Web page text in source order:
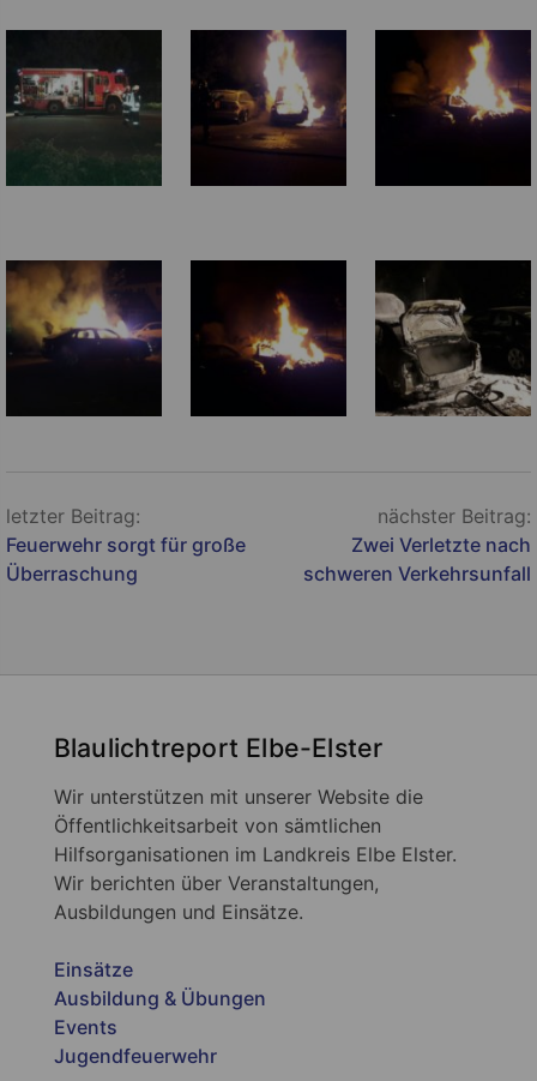
Beitragsnavigation
letzter Beitrag:
Feuerwehr sorgt für große
Überraschung
nächster Beitrag:
Zwei Verletzte nach
schweren Verkehrsunfall
Blaulichtreport Elbe-Elster
Wir unterstützen mit unserer Website die
Öffentlichkeitsarbeit von sämtlichen
Hilfsorganisationen im Landkreis Elbe Elster.
Wir berichten über Veranstaltungen,
Ausbildungen und Einsätze.
Einsätze
Ausbildung & Übungen
Events
Jugendfeuerwehr